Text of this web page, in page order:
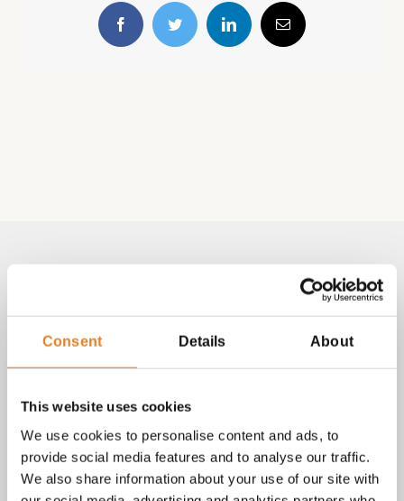
Consent Details About
This website uses cookies
We use cookies to personalise content and ads, to
provide social media features and to analyse our traffic.
We also share information about your use of our site with
FacebookTwitter LinkedInE-
mail
Aangepast met telefoonnummer:
tot vragen over bestellingen, betalingen en leveringen.
Facebook
Instagram
E-mail
Telefoon / whatsapp: +31 6 23227983